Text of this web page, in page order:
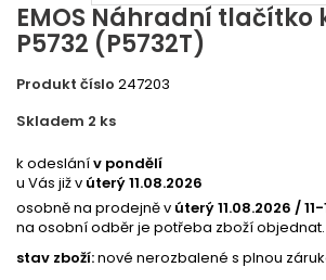
EMOS Náhradní tlačítko
P5732 (P5732T)
Produkt číslo 247203
Skladem 2 ks
k odeslánív pondělí
u Vás již v úterý 11.08.2026
osobně na prodejně v úterý 11.08.2026 /
na osobní odběr je potřeba zboží objednat.
stav zboží:nové nerozbalené s plnou